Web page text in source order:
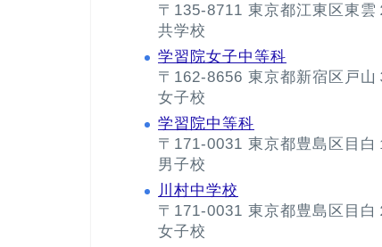
〒135-8711 東京都江東区東雲
共学校
学習院女子中等科
〒162-8656 東京都新宿区戸山
女子校
学習院中等科
〒171-0031 東京都豊島区目白
男子校
川村中学校
〒171-0031 東京都豊島区目白
女子校